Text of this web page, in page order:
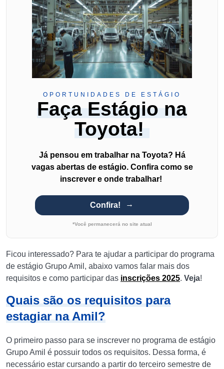
OPORTUNIDADES DE ESTÁGIO
Faça Estágio na
Toyota!
Já pensou em trabalhar na Toyota? Há
vagas abertas de estágio. Confira como se
inscrever e onde trabalhar!
Confira!
*Você permanecerá no site atual
Ficou interessado? Para te ajudar a participar do programa
de estágio Grupo Amil, abaixo vamos falar mais dos
requisitos e como participar das inscrições 2025. Veja!
Quais são os requisitos para
estagiar na Amil?
O primeiro passo para se inscrever no programa de estágio
Grupo Amil é possuir todos os requisitos. Dessa forma, é
necessário estar cursando a partir do terceiro semestre de